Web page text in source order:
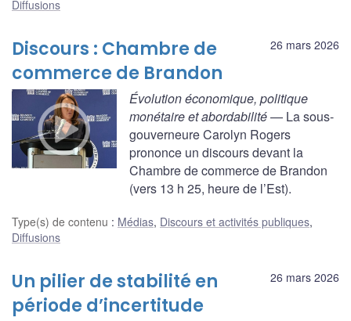
Diffusions
26 mars 2026
Discours : Chambre de
commerce de Brandon
Évolution économique, politique
monétaire et abordabilité— La sous-
gouverneure Carolyn Rogers
prononce un discours devant la
Chambre de commerce de Brandon
(vers 13 h 25, heure de l’Est).
Type(s) de contenu : Médias, Discours et activités publiques,
Diffusions
26 mars 2026
Un pilier de stabilité en
période d’incertitude